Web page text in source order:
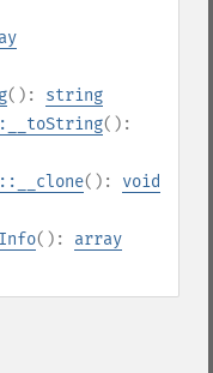
(): string
():
(): void
(): array